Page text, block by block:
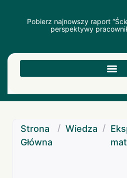
Pobierz najnowszy raport
perspektywy
Strona
Główna
/ Wiedza /